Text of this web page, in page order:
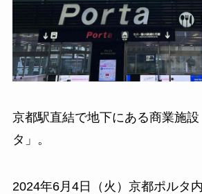
京都駅直結で地下にある商業施
タ」。
2024年6月4日（火）京都ポルタ